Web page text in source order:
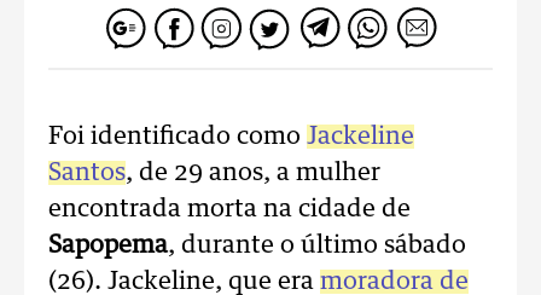
Foi identificado como Jackeline
Santos, de 29 anos, a mulher
encontrada morta na cidade de
Sapopema, durante o último sábado
(26). Jackeline, que era moradora de